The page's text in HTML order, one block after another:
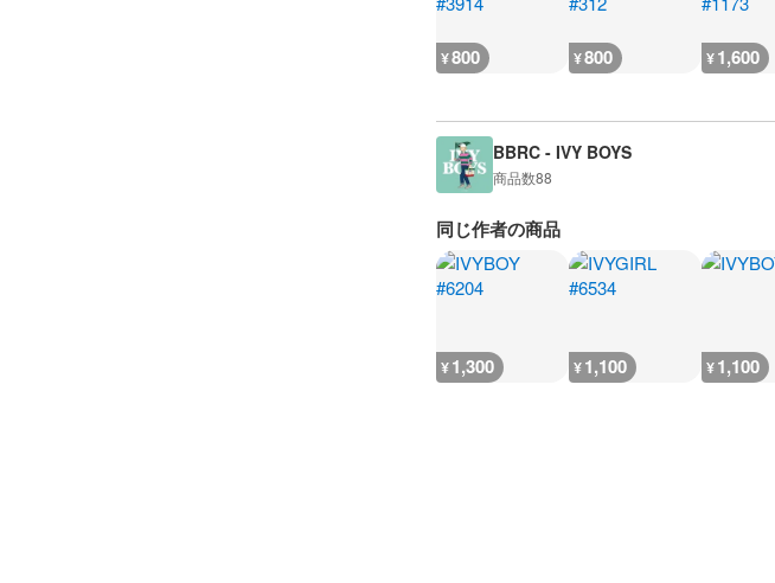
¥800 ¥800 ¥1,600
BBRC - IVY BOYS
商品数88
同じ作者の商品
¥1,300 ¥1,100 ¥1,100